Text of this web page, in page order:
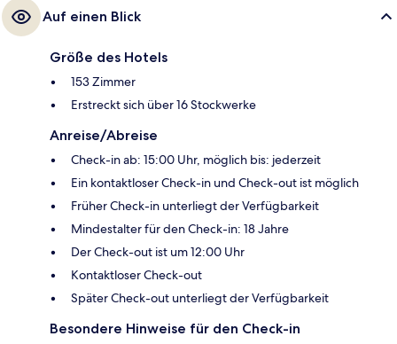
Auf einen Blick
Größe des Hotels
153 Zimmer
Erstreckt sich über 16 Stockwerke
Anreise/Abreise
Check-in ab: 15:00 Uhr, möglich bis: jederzeit
Ein kontaktloser Check-in und Check-out ist möglich
Früher Check-in unterliegt der Verfügbarkeit
Mindestalter für den Check-in: 18 Jahre
Der Check-out ist um 12:00 Uhr
Kontaktloser Check-out
Später Check-out unterliegt der Verfügbarkeit
Besondere Hinweise für den Check-in